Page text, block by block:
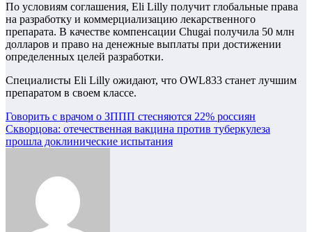
По условиям соглашения, Eli Lilly получит глобальные права
на разработку и коммерциализацию лекарственного
препарата. В качестве компенсации Chugai получила 50 млн
долларов и право на денежные выплаты при достижении
определенных целей разработки.
Специалисты Eli Lilly ожидают, что OWL833 станет лучшим
препаратом в своем классе.
Навигация
по
Говорить с врачом о ЗППП стесняются 22% россиян
Скворцова: отечественная вакцина против туберкулеза
прошла доклинические испытания